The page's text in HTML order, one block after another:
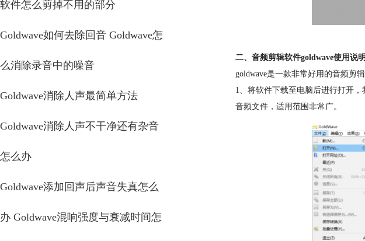
软件怎么剪掉不用的部分
Goldwave如何去除回音 Goldwave怎
么消除录音中的噪音
Goldwave消除人声最简单方法
Goldwave消除人声不干净还有杂音
怎么办
Goldwave添加回声后声音失真怎么
办 Goldwave混响强度与衰减时间怎
二、音频剪辑软件goldwave使用说明
goldwave是一款非常好用的音频剪
1、将软件下载至电脑后进行打开
音频文件，适用范围非常广。